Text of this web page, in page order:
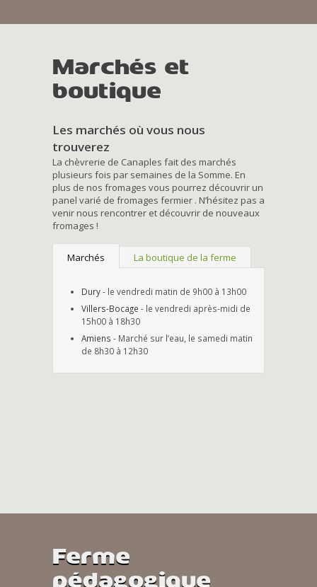
Marchés et
boutique
Les marchés où vous nous
trouverez
La chèvrerie de Canaples fait des marchés
plusieurs fois par semaines de la Somme. En
plus de nos fromages vous pourrez découvrir un
panel varié de fromages fermier . N’hésitez pas a
venir nous rencontrer et découvrir de nouveaux
fromages !
Marchés La boutique de la ferme
Dury- le vendredi matin de 9h00 à 13h00
Villers-Bocage - le vendredi après-midi de
15h00 à 18h30
Amiens - Marché sur l’eau, le samedi matin
de 8h30 à 12h30
Ferme
pédagogique